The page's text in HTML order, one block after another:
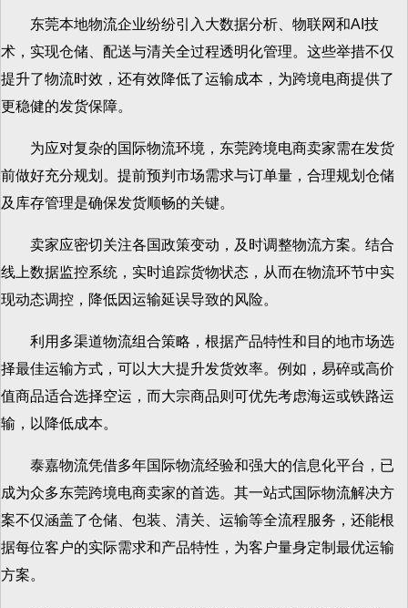
东莞本地物流企业纷纷引入大数据分析、物联网和AI技
术，实现仓储、配送与清关全过程透明化管理。这些举措不仅
提升了物流时效，还有效降低了运输成本，为跨境电商提供了
更稳健的发货保障。
为应对复杂的国际物流环境，东莞跨境电商卖家需在发货
前做好充分规划。提前预判市场需求与订单量，合理规划仓储
及库存管理是确保发货顺畅的关键。
卖家应密切关注各国政策变动，及时调整物流方案。结合
线上数据监控系统，实时追踪货物状态，从而在物流环节中实
现动态调控，降低因运输延误导致的风险。
利用多渠道物流组合策略，根据产品特性和目的地市场选
择最佳运输方式，可以大大提升发货效率。例如，易碎或高价
值商品适合选择空运，而大宗商品则可优先考虑海运或铁路运
输，以降低成本。
泰嘉物流凭借多年国际物流经验和强大的信息化平台，已
成为众多东莞跨境电商卖家的首选。其一站式国际物流解决方
案不仅涵盖了仓储、包装、清关、运输等全流程服务，还能根
据每位客户的实际需求和产品特性，为客户量身定制最优运输
方案。